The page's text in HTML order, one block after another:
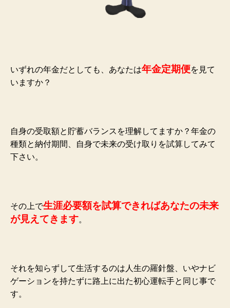
いずれの年金だとしても、あなたは年金定期便を見て
いますか？
自身の受取額と貯蓄バランスを理解してますか？ 年金の
種類と納付期間、自身で未来の受け取りを試算してみて
下さい。
その上で生涯必要額を試算できればあなたの未来
が見えてきます。
それを知らずして生活するのは人生の羅針盤、いやナビ
ゲーションを持たずに路上に出た初心運転手と同じ事で
す。